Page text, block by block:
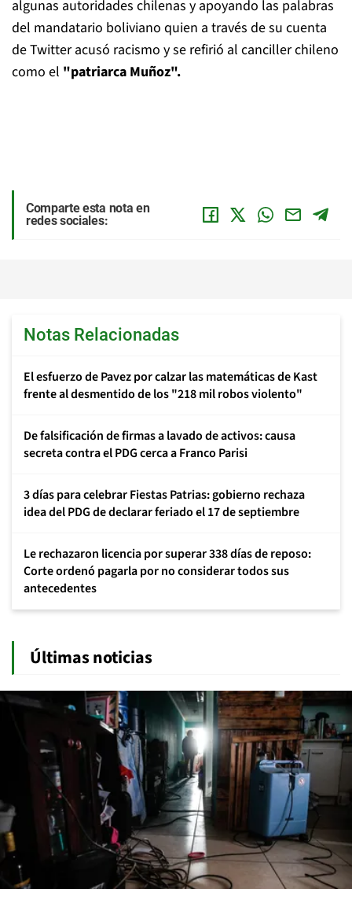
algunas autoridades chilenas y apoyando las palabras
del mandatario boliviano quien a través de su cuenta
de Twitter acusó racismo y se refirió al canciller chileno
como el "patriarca Muñoz".
Comparte esta nota en
redes sociales:
Notas Relacionadas
El esfuerzo de Pavez por calzar las matemáticas de Kast
frente al desmentido de los "218 mil robos violento"
De falsificación de firmas a lavado de activos: causa
secreta contra el PDG cerca a Franco Parisi
3 días para celebrar Fiestas Patrias: gobierno rechaza
idea del PDG de declarar feriado el 17 de septiembre
Le rechazaron licencia por superar 338 días de reposo:
Corte ordenó pagarla por no considerar todos sus
antecedentes
Últimas noticias